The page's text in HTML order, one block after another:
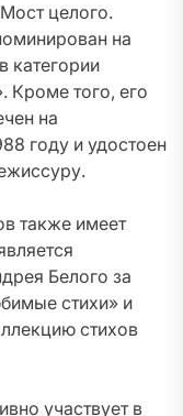
целого.
на
категории
Кроме того, его
на
году и удостоен
также имеет
Белого за
стихи» и
стихов
участвует в